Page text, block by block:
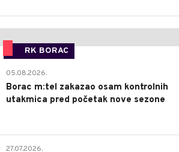
RK BORAC
05.08.2026.
Borac m:tel zakazao osam kontrolnih
utakmica pred početak nove sezone
27.07.2026.